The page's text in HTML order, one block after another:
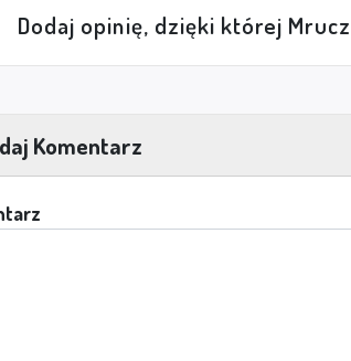
Dodaj opinię, dzięki której
Komentarz